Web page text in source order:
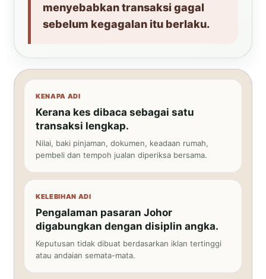
menyebabkan transaksi gagal
sebelum kegagalan itu berlaku.
KENAPA ADI
Kerana kes dibaca sebagai satu
transaksi lengkap.
Nilai, baki pinjaman, dokumen, keadaan rumah,
pembeli dan tempoh jualan diperiksa bersama.
KELEBIHAN ADI
Pengalaman pasaran Johor
digabungkan dengan disiplin angka.
Keputusan tidak dibuat berdasarkan iklan tertinggi
atau andaian semata-mata.